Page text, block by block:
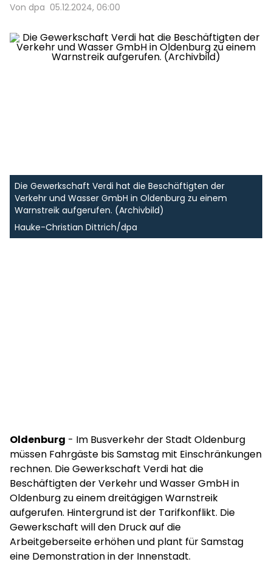
Von dpa 05.12.2024, 06:00
Die Gewerkschaft Verdi hat die Beschäftigten der
Verkehr und Wasser GmbH in Oldenburg zu einem
Warnstreik aufgerufen. (Archivbild)
Hauke-Christian Dittrich/dpa
Oldenburg - Im Busverkehr der Stadt Oldenburg
müssen Fahrgäste bis Samstag mit Einschränkungen
rechnen. Die Gewerkschaft Verdi hat die
Beschäftigten der Verkehr und Wasser GmbH in
Oldenburg zu einem dreitägigen Warnstreik
aufgerufen. Hintergrund ist der Tarifkonflikt. Die
Gewerkschaft will den Druck auf die
Arbeitgeberseite erhöhen und plant für Samstag
eine Demonstration in der Innenstadt.